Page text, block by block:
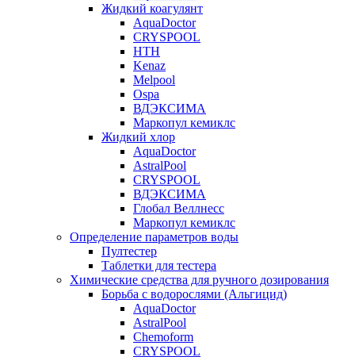
Жидкий коагулянт
AquaDoctor
CRYSPOOL
HTH
Kenaz
Melpool
Ospa
ВДЭКСИМА
Маркопул кемиклс
Жидкий хлор
AquaDoctor
AstralPool
CRYSPOOL
ВДЭКСИМА
Глобал Веллнесс
Маркопул кемиклс
Определение параметров воды
Пултестер
Таблетки для тестера
Химические средства для ручного дозирования
Борьба с водорослями (Альгицид)
AquaDoctor
AstralPool
Chemoform
CRYSPOOL